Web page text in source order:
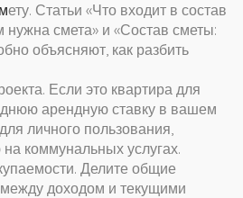
ету. Статьи «Что входит в состав
нужна смета» и «Состав сметы:
объясняют, как разбить
Если это квартира для
арендную ставку в вашем
личного пользования,
коммунальных услугах.
Делите общие
доходом и текущими